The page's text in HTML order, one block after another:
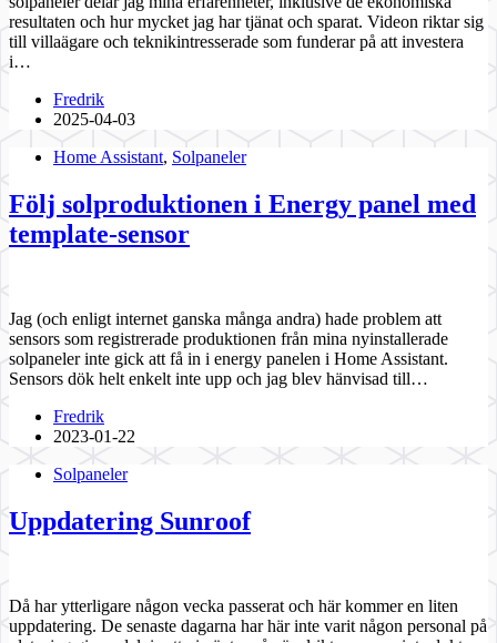
resultaten och hur mycket jag har tjänat och sparat. Videon riktar sig
till villaägare och teknikintresserade som funderar på att investera
i…
Fredrik
2025-04-03
Home Assistant, Solpaneler
Följ solproduktionen i Energy panel med
template-sensor
Jag (och enligt internet ganska många andra) hade problem att
sensors som registrerade produktionen från mina nyinstallerade
solpaneler inte gick att få in i energy panelen i Home Assistant.
Sensors dök helt enkelt inte upp och jag blev hänvisad till…
Fredrik
2023-01-22
Solpaneler
Uppdatering Sunroof
Då har ytterligare någon vecka passerat och här kommer en liten
uppdatering. De senaste dagarna har här inte varit någon personal på